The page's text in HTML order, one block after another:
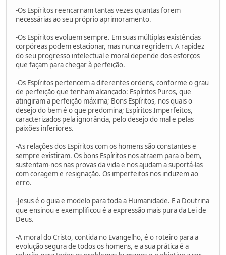
-Os Espíritos reencarnam tantas vezes quantas forem
necessárias ao seu próprio aprimoramento.
-Os Espíritos evoluem sempre. Em suas múltiplas existências
corpóreas podem estacionar, mas nunca regridem. A rapidez
do seu progresso intelectual e moral depende dos esforços
que façam para chegar à perfeição.
-Os Espíritos pertencem a diferentes ordens, conforme o grau
de perfeição que tenham alcançado: Espíritos Puros, que
atingiram a perfeição máxima; Bons Espíritos, nos quais o
desejo do bem é o que predomina; Espíritos Imperfeitos,
caracterizados pela ignorância, pelo desejo do mal e pelas
paixões inferiores.
-As relações dos Espíritos com os homens são constantes e
sempre existiram. Os bons Espíritos nos atraem para o bem,
sustentam-nos nas provas da vida e nos ajudam a suportá-las
com coragem e resignação. Os imperfeitos nos induzem ao
erro.
-Jesus é o guia e modelo para toda a Humanidade. E a Doutrina
que ensinou e exemplificou é a expressão mais pura da Lei de
Deus.
-A moral do Cristo, contida no Evangelho, é o roteiro para a
evolução segura de todos os homens, e a sua prática é a